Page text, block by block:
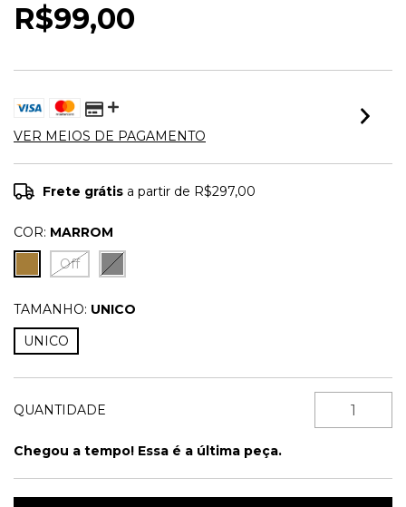
R$99,00
VER MEIOS DE PAGAMENTO
Frete grátis a partir de R$297,00
COR: MARROM
Off
TAMANHO: UNICO
UNICO
QUANTIDADE
Chegou a tempo! Essa é a última peça.